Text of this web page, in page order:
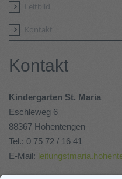
Leitbild
Kontakt
Kontakt
Kindergarten St. Maria
Eschleweg 6
88367 Hohentengen
Tel.: 0 75 72 / 16 41
E-Mail: